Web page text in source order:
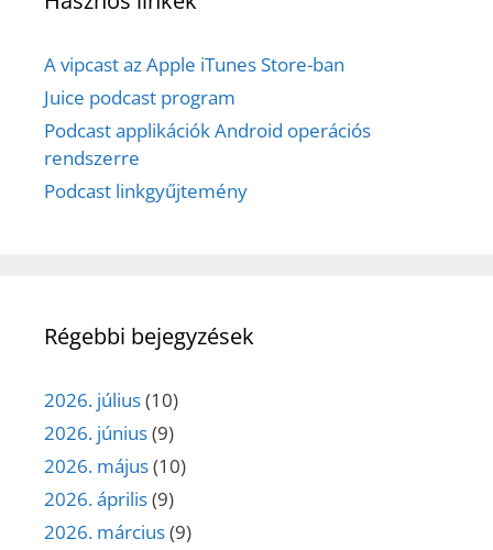
A vipcast az Apple iTunes Store-ban
Juice podcast program
Podcast applikációk Android operációs
rendszerre
Podcast linkgyűjtemény
Régebbi bejegyzések
2026. július(10)
2026. június(9)
2026. május(10)
2026. április(9)
2026. március(9)